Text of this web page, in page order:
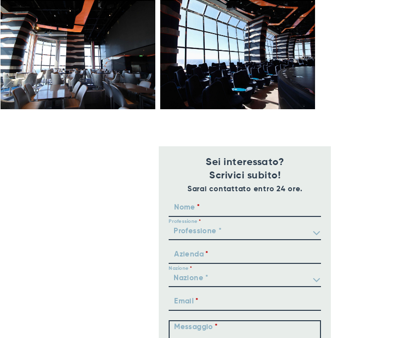
Sei interessato?
Scrivici subito!
Sarai contattato entro 24 ore.
Nome
Professione
Azienda
Nazione
Email
Messaggio